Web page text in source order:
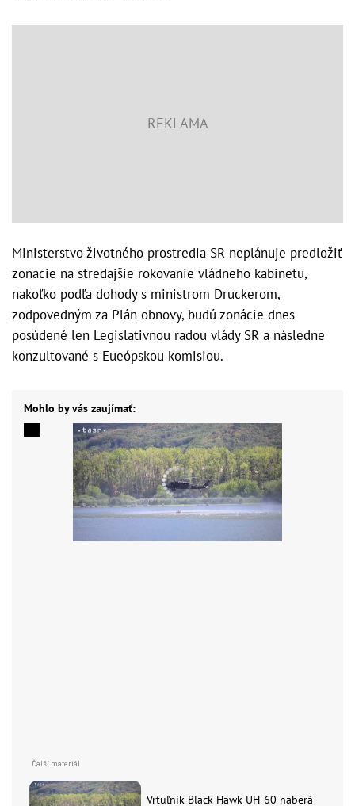
Ministerstvo životného prostredia SR neplánuje predložiť
zonacie na stredajšie rokovanie vládneho kabinetu,
nakoľko podľa dohody s ministrom Druckerom,
zodpovedným za Plán obnovy, budú zonácie dnes
posúdené len Legislativnou radou vlády SR a následne
konzultované s Eueópskou komisiou.
Mohlo by vás zaujímať:
Vrtuľník Black Hawk UH-60 naberá